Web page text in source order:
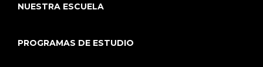
NUESTRA ESCUELA
PROGRAMAS DE ESTUDIO